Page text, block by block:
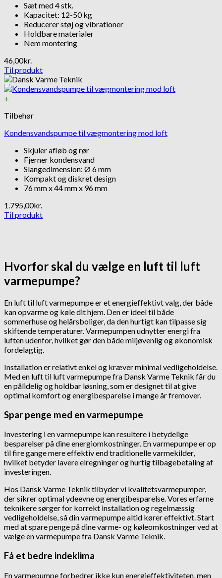
Sæt med 4 stk.
Kapacitet: 12-50 kg
Reducerer støj og vibrationer
Holdbare materialer
Nem montering
46,00kr.
Til produkt
+
Tilbehør
Kondensvandspumpe til vægmontering mod loft
Skjuler afløb og rør
Fjerner kondensvand
Slangedimension: Ø 6 mm
Kompakt og diskret design
76 mm x 44 mm x 96 mm
1.795,00kr.
Til produkt
Hvorfor skal du vælge en luft til luft
varmepumpe?
En luft til luft varmepumpe er et energieffektivt valg, der både
kan opvarme og køle dit hjem. Den er ideel til både
sommerhuse og helårsboliger, da den hurtigt kan tilpasse sig
skiftende temperaturer. Varmepumpen udnytter energi fra
luften udenfor, hvilket gør den både miljøvenlig og økonomisk
fordelagtig.
Installation er relativt enkel og kræver minimal vedligeholdelse.
Med en luft til luft varmepumpe fra Dansk Varme Teknik får du
en pålidelig og holdbar løsning, som er designet til at give
optimal komfort og energibesparelse i mange år fremover.
Spar penge med en varmepumpe
Investering i en varmepumpe kan resultere i betydelige
besparelser på dine energiomkostninger. En varmepumpe er op
til fire gange mere effektiv end traditionelle varmekilder,
hvilket betyder lavere elregninger og hurtig tilbagebetaling af
investeringen.
Hos Dansk Varme Teknik tilbyder vi kvalitetsvarmepumper,
der sikrer optimal ydeevne og energibesparelse. Vores erfarne
teknikere sørger for korrekt installation og regelmæssig
vedligeholdelse, så din varmepumpe altid kører effektivt. Start
med at spare penge på dine varme- og køleomkostninger ved at
vælge en varmepumpe fra Dansk Varme Teknik.
Få et bedre indeklima
En varmepumpe forbedrer ikke kun energieffektiviteten, men